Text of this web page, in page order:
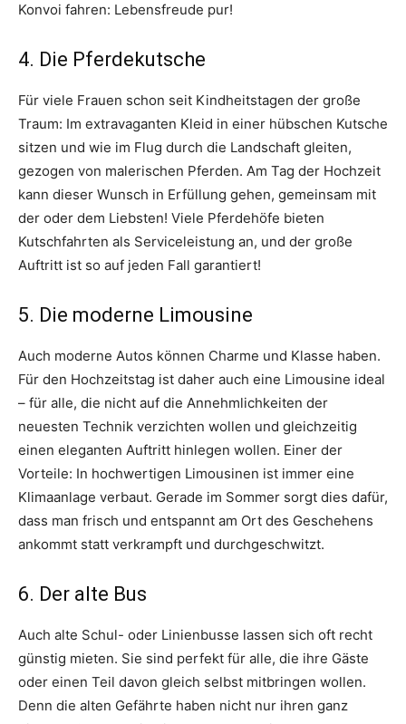
Konvoi fahren: Lebensfreude pur!
4. Die Pferdekutsche
Für viele Frauen schon seit Kindheitstagen der große
Traum: Im extravaganten Kleid in einer hübschen Kutsche
sitzen und wie im Flug durch die Landschaft gleiten,
gezogen von malerischen Pferden. Am Tag der Hochzeit
kann dieser Wunsch in Erfüllung gehen, gemeinsam mit
der oder dem Liebsten! Viele Pferdehöfe bieten
Kutschfahrten als Serviceleistung an, und der große
Auftritt ist so auf jeden Fall garantiert!
5. Die moderne Limousine
Auch moderne Autos können Charme und Klasse haben.
Für den Hochzeitstag ist daher auch eine Limousine ideal
– für alle, die nicht auf die Annehmlichkeiten der
neuesten Technik verzichten wollen und gleichzeitig
einen eleganten Auftritt hinlegen wollen. Einer der
Vorteile: In hochwertigen Limousinen ist immer eine
Klimaanlage verbaut. Gerade im Sommer sorgt dies dafür,
dass man frisch und entspannt am Ort des Geschehens
ankommt statt verkrampft und durchgeschwitzt.
6. Der alte Bus
Auch alte Schul- oder Linienbusse lassen sich oft recht
günstig mieten. Sie sind perfekt für alle, die ihre Gäste
oder einen Teil davon gleich selbst mitbringen wollen.
Denn die alten Gefährte haben nicht nur ihren ganz